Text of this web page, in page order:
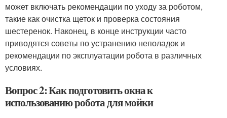
может включать рекомендации по уходу за роботом,
такие как очистка щеток и проверка состояния
шестеренок. Наконец, в конце инструкции часто
приводятся советы по устранению неполадок и
рекомендации по эксплуатации робота в различных
условиях.
Вопрос 2: Как подготовить окна к
использованию робота для мойки